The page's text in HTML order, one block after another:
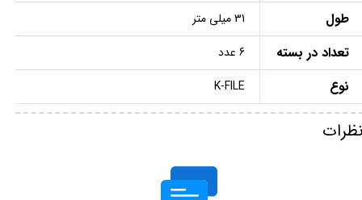
طول 31 میلی متر
تعداد در بسته 6 عدد
نوع K-FILE